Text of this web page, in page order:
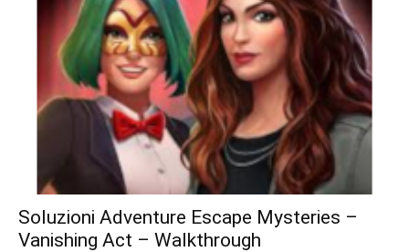
Soluzioni Adventure Escape Mysteries –
Vanishing Act – Walkthrough